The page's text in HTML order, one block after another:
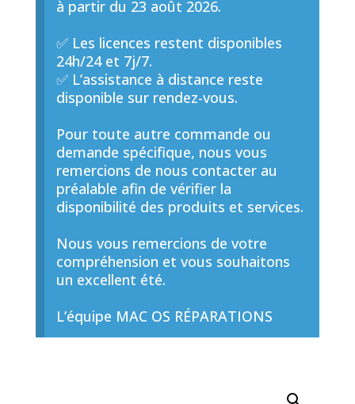
à partir du 23 août 2026.
✅ Les licences restent disponibles
24h/24 et 7j/7.
✅ L’assistance à distance reste
disponible sur rendez-vous.
Pour toute autre commande ou
demande spécifique, nous vous
remercions de nous contacter au
préalable afin de vérifier la
disponibilité des produits et services.
Nous vous remercions de votre
compréhension et vous souhaitons
un excellent été.
L’équipe MAC OS RÉPARATIONS